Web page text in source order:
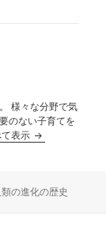
様々な分野で気
のない子育てを
表示
類の進化の歴史